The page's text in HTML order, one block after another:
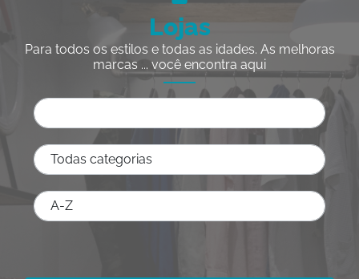
Lojas
Para todos os estilos e todas as idades. As melhoras
marcas ... você encontra aqui